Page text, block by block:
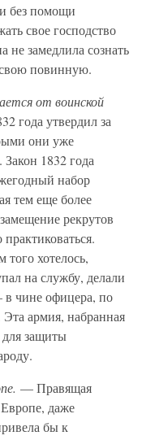
без помощи
свое господство
не замедлила сознать
повинную.
от воинской
года утвердил за
они уже
Закон 1832 года
набор
тем еще более
рекрутов
хотелось,
на службу, делали
чине офицера, по
армия, набранная
для защиты
— Правящая
даже
бы к